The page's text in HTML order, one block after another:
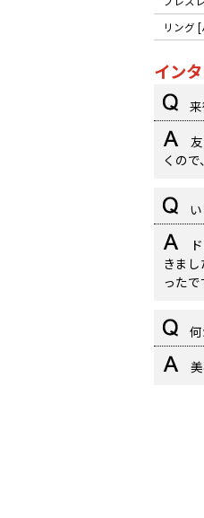
リング
イン
くので
きま
ったで